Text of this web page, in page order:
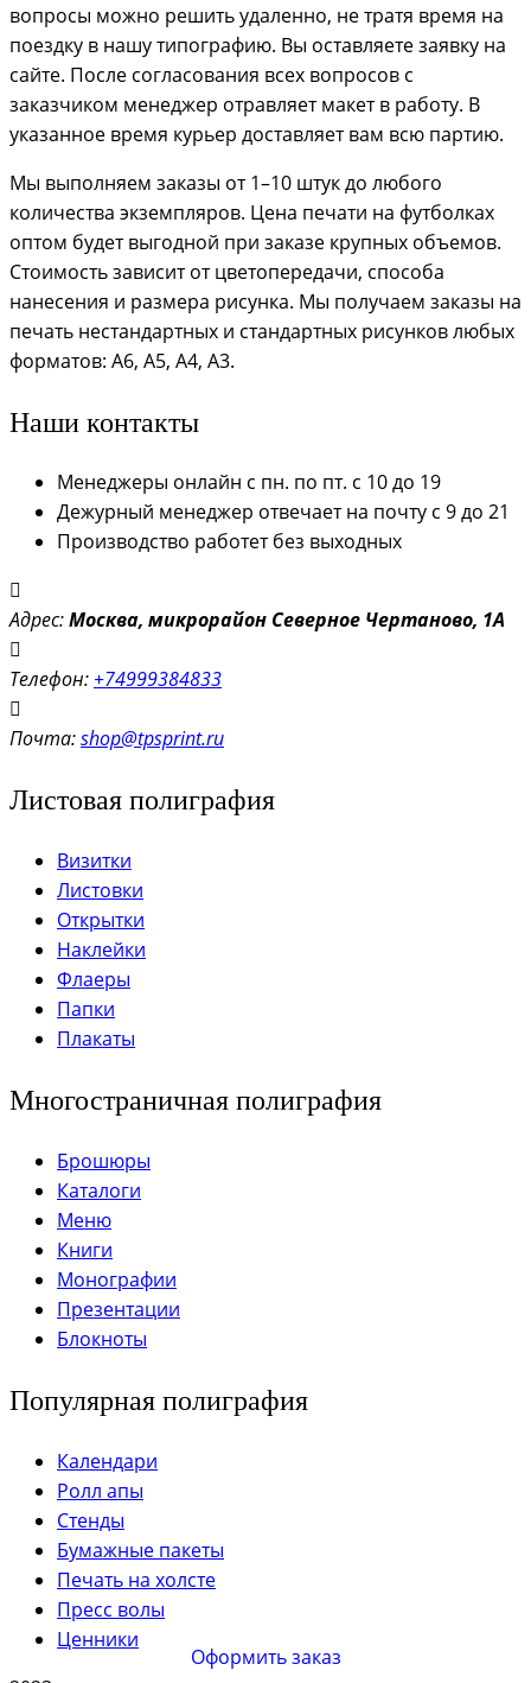
Оформить заказ
вопросы можно решить удаленно, не тратя время на
поездку в нашу типографию. Вы оставляете заявку на
сайте. После согласования всех вопросов с
заказчиком менеджер отравляет макет в работу. В
указанное время курьер доставляет вам всю партию.
Мы выполняем заказы от 1–10 штук до любого
количества экземпляров. Цена печати на футболках
оптом будет выгодной при заказе крупных объемов.
Стоимость зависит от цветопередачи, способа
нанесения и размера рисунка. Мы получаем заказы на
печать нестандартных и стандартных рисунков любых
форматов: А6, А5, А4, А3.
Наши контакты
Менеджеры онлайн с пн. по пт. с 10 до 19
Дежурный менеджер отвечает на почту с 9 до 21
Производство работет без выходных
Адрес:Москва, микрорайон Северное Чертаново, 1А
Телефон: +74999384833
Почта:shop@tpsprint.ru
Листовая полиграфия
Визитки
Листовки
Открытки
Наклейки
Флаеры
Папки
Плакаты
Многостраничная полиграфия
Брошюры
Каталоги
Меню
Книги
Монографии
Презентации
Блокноты
Популярная полиграфия
Календари
Ролл апы
Стенды
Бумажные пакеты
Печать на холсте
Пресс волы
Ценники